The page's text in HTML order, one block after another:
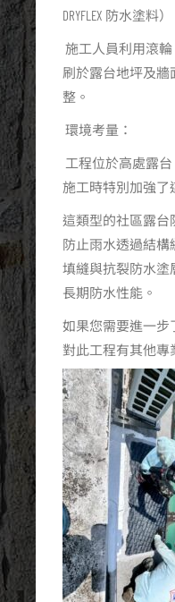
DRYFLEX 防水塗料）
施工人員利用滾輪
刷於露台地坪及
整。
環境考量：
工程位於高處露
施工時特別加強了
這類型的社區露台
防止雨水透過結構
填縫與抗裂防水塗
長期防水性能。
如果您需要進一步
對此工程有其他專